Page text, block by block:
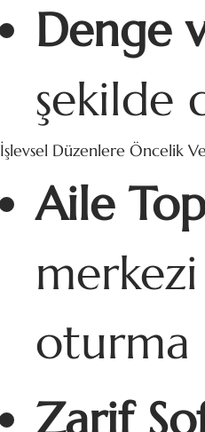
Denge
şekilde
İşlevsel Düzenlere Öncelik
Aile
oturma
Zarif